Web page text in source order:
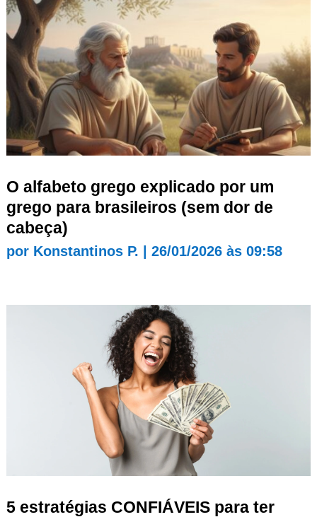
O alfabeto grego explicado por um
grego para brasileiros (sem dor de
cabeça)
por Konstantinos P. 26/01/2026 às 09:58
5 estratégias CONFIÁVEIS para ter